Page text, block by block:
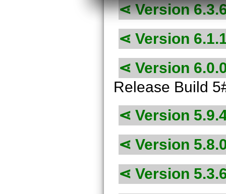
Version
Version
Version
Release Build
Version
Version
Version